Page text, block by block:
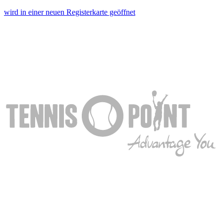
wird in einer neuen Registerkarte geöffnet